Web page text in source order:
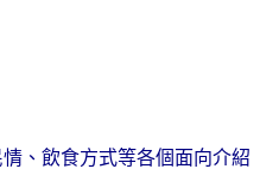
、飲食方式等各個面向介紹